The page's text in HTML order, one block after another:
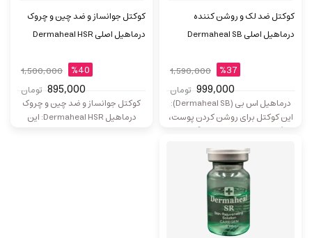
کوکتل ضد لک و روشن کننده
درماهیل اصلی Dermaheal SB
%37
1,590,000
999,000 تومان
درماهیل اس بی (Dermaheal SB):
این کوکتل برای روشن کردن پوست،
رفع لک‌های پوستی و جلوگیری از
هایپرپیگمانتاسیون استفاده
می‌شود. فرمولاسیون آن شامل
آربوتین، ویتامین C و عصاره شیرین
بیان است... *قیمت برای یک عدد
ویال میباشد*
کوکتل جوانساز و ضد چین و چروک
درماهیل اصلی Dermaheal HSR
%40
1,500,000
895,000 تومان
کوکتل جوانساز و ضد چین و چروک
درماهیل Dermaheal HSR: این